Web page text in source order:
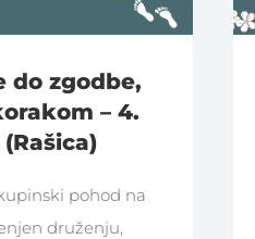
do zgodbe,
– 4.
pohod na
druženju,